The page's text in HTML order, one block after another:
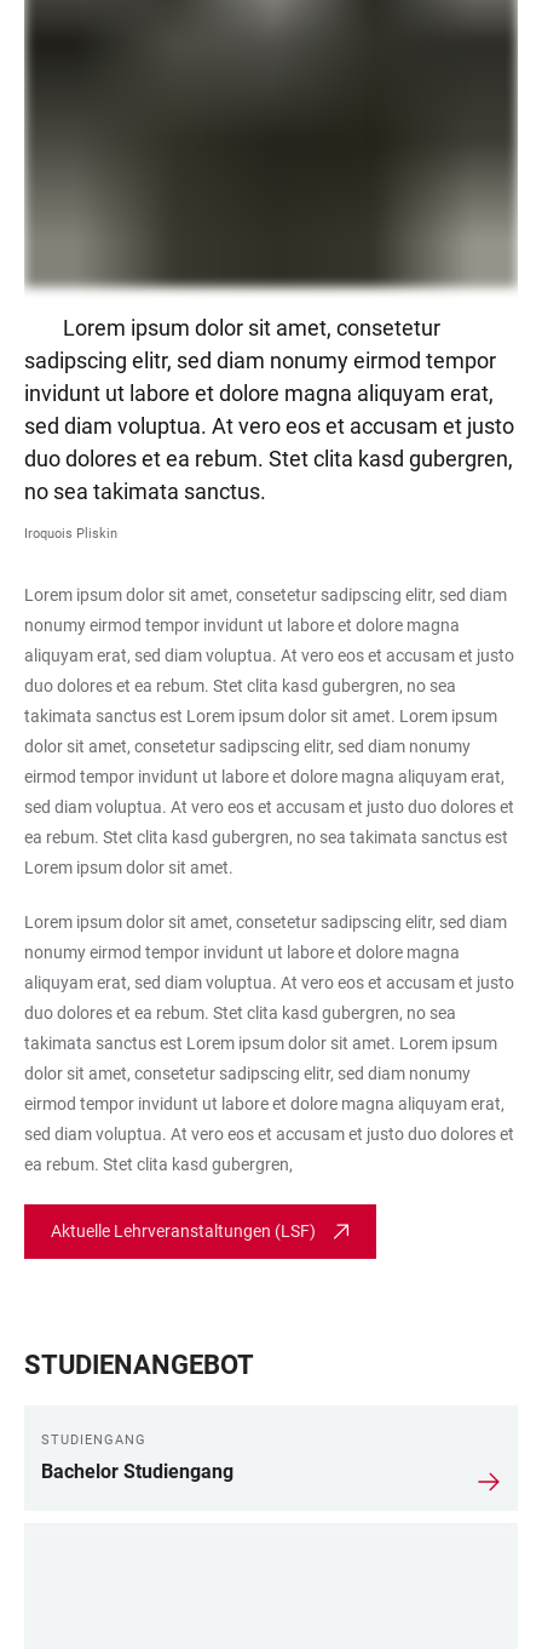
Lorem ipsum dolor sit amet, consetetur
sadipscing elitr, sed diam nonumy eirmod tempor
invidunt ut labore et dolore magna aliquyam erat,
sed diam voluptua. At vero eos et accusam et justo
duo dolores et ea rebum. Stet clita kasd gubergren,
no sea takimata sanctus.
Iroquois Pliskin
Lorem ipsum dolor sit amet, consetetur sadipscing elitr, sed diam
nonumy eirmod tempor invidunt ut labore et dolore magna
aliquyam erat, sed diam voluptua. At vero eos et accusam et justo
duo dolores et ea rebum. Stet clita kasd gubergren, no sea
takimata sanctus est Lorem ipsum dolor sit amet. Lorem ipsum
dolor sit amet, consetetur sadipscing elitr, sed diam nonumy
eirmod tempor invidunt ut labore et dolore magna aliquyam erat,
sed diam voluptua. At vero eos et accusam et justo duo dolores et
ea rebum. Stet clita kasd gubergren, no sea takimata sanctus est
Lorem ipsum dolor sit amet.
Lorem ipsum dolor sit amet, consetetur sadipscing elitr, sed diam
nonumy eirmod tempor invidunt ut labore et dolore magna
aliquyam erat, sed diam voluptua. At vero eos et accusam et justo
duo dolores et ea rebum. Stet clita kasd gubergren, no sea
takimata sanctus est Lorem ipsum dolor sit amet. Lorem ipsum
dolor sit amet, consetetur sadipscing elitr, sed diam nonumy
eirmod tempor invidunt ut labore et dolore magna aliquyam erat,
sed diam voluptua. At vero eos et accusam et justo duo dolores et
ea rebum. Stet clita kasd gubergren,
Aktuelle Lehrveranstaltungen (LSF)
STUDIENANGEBOT
STUDIENGANG
Bachelor Studiengang